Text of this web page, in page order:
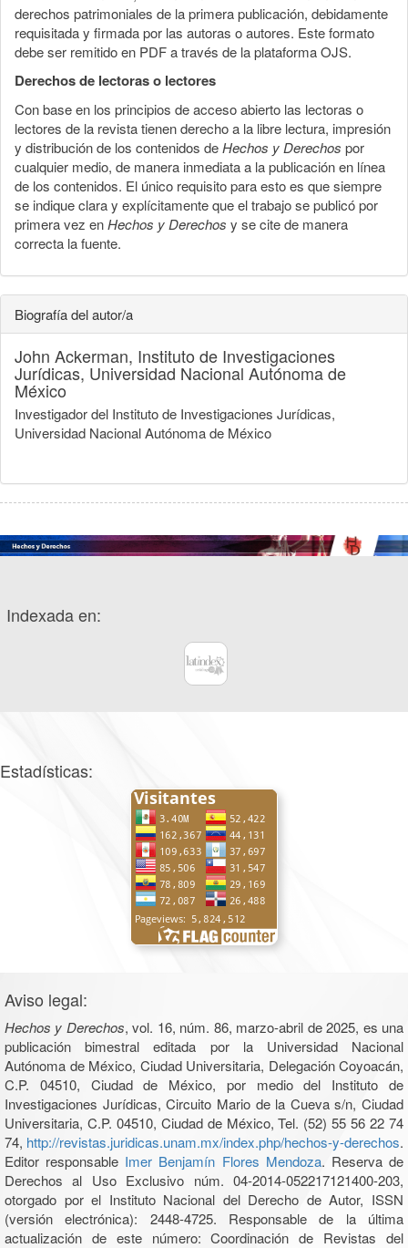
derechos patrimoniales de la primera publicación, debidamente
requisitada y firmada por las autoras o autores. Este formato
debe ser remitido en PDF a través de la plataforma OJS.
Derechos de lectoras o lectores
Con base en los principios de acceso abierto las lectoras o
lectores de la revista tienen derecho a la libre lectura, impresión
y distribución de los contenidos deHechos y Derechos por
cualquier medio, de manera inmediata a la publicación en línea
de los contenidos. El único requisito para esto es que siempre
se indique clara y explícitamente que el trabajo se publicó por
primera vez enHechos y Derechos y se cite de manera
correcta la fuente.
Biografía del autor/a
John Ackerman, Instituto de Investigaciones
Jurídicas, Universidad Nacional Autónoma de
México
Investigador del Instituto de Investigaciones Jurídicas,
Universidad Nacional Autónoma de México
Indexada en:
Estadísticas:
Aviso legal:
Hechos y Derechos, vol. 16, núm. 86, marzo-abril de 2025, es una
publicación bimestral editada por la Universidad Nacional
Autónoma de México, Ciudad Universitaria, Delegación Coyoacán,
C.P. 04510, Ciudad de México, por medio del Instituto de
Investigaciones Jurídicas, Circuito Mario de la Cueva s/n, Ciudad
Universitaria, C.P. 04510, Ciudad de México, Tel. (52) 55 56 22 74
74, http://revistas.juridicas.unam.mx/index.php/hechos-y-derechos.
Editor responsable Imer Benjamín Flores Mendoza. Reserva de
Derechos al Uso Exclusivo núm. 04-2014-052217121400-203,
otorgado por el Instituto Nacional del Derecho de Autor, ISSN
(versión electrónica): 2448-4725. Responsable de la última
actualización de este número: Coordinación de Revistas del